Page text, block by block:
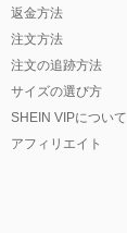
返金方法
注文方法
注文の追跡方法
サイズの選び方
SHEIN VIPについて
アフィリエイト